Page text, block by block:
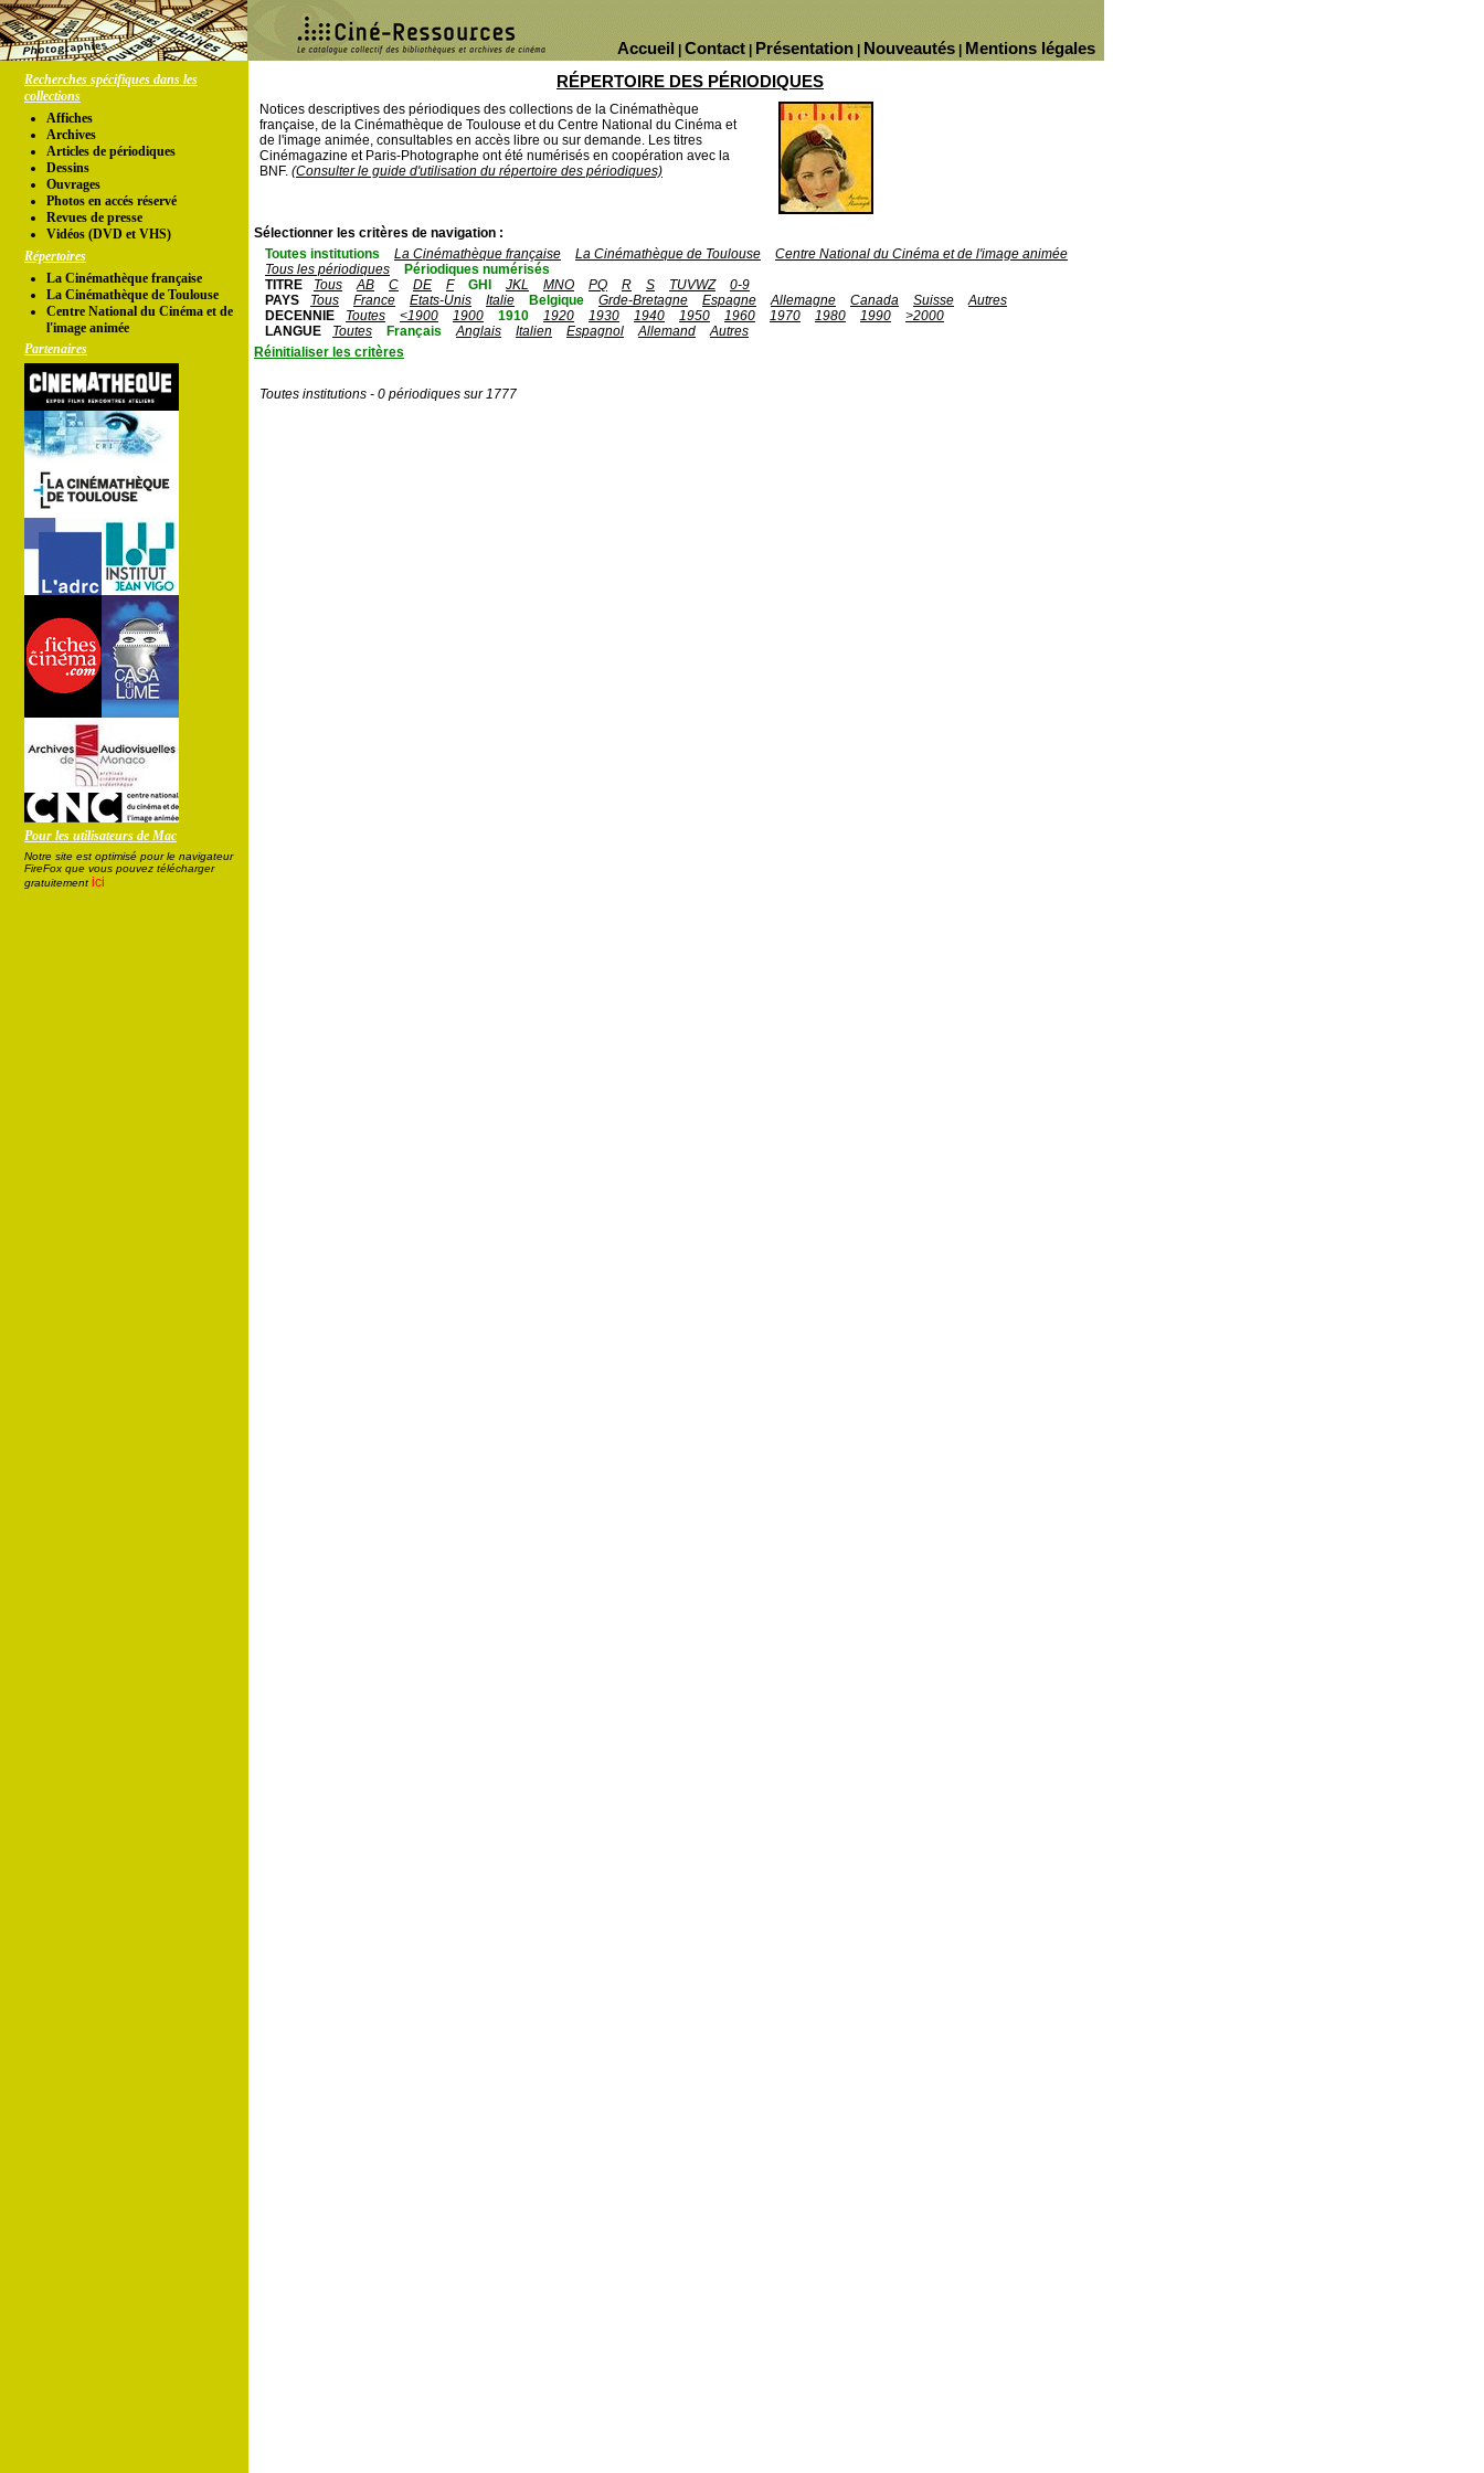
Mentions légales
Nouveautés
Présentation
Contact
Accueil
Recherches spécifiques dans les
collections
Affiches
Archives
Articles de périodiques
Dessins
Ouvrages
Photos en accés réservé
Revues de presse
Vidéos (DVD et VHS)
Répertoires
La Cinémathèque française
La Cinémathèque de Toulouse
Centre National du Cinéma et de
l'image animée
Partenaires
Pour les utilisateurs de Mac
Notre site est optimisé pour le navigateur
FireFox que vous pouvez télécharger
gratuitement ici
RÉPERTOIRE DES PÉRIODIQUES
Notices descriptives des périodiques des collections de la Cinémathèque
française, de la Cinémathèque de Toulouse et du Centre National du Cinéma et
de l'image animée, consultables en accès libre ou sur demande. Les titres
Cinémagazine et Paris-Photographe ont été numérisés en coopération avec la
BNF. (Consulter le guide d'utilisation du répertoire des périodiques)
Sélectionner les critères de navigation :
Toutes institutions
La Cinémathèque française La Cinémathèque de Toulouse
Centre National du Cinéma et de l'image animée
Tous les périodiques
Périodiques numérisés
TITRE
Tous AB C DE F GHI JKL MNO PQ R S TUVWZ
0-9
PAYS
Tous France Etats-Unis Italie Belgique Grde-Bretagne Espagne Allemagne Canada Suisse
Autres
DECENNIE
Toutes <1900 1900 1910 1920 1930 1940 1950 1960 1970 1980 1990
>2000
LANGUE
Toutes Français Anglais Italien Espagnol Allemand
Autres
Réinitialiser les critères
Toutes institutions - 0 périodiques sur 1777